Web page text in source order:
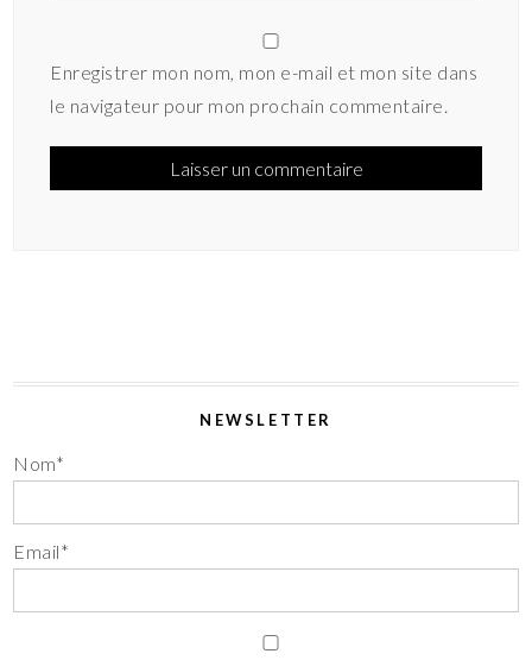
Enregistrer mon nom, mon e-mail et mon site dans
le navigateur pour mon prochain commentaire.
NEWSLETTER
Nom*
Email*